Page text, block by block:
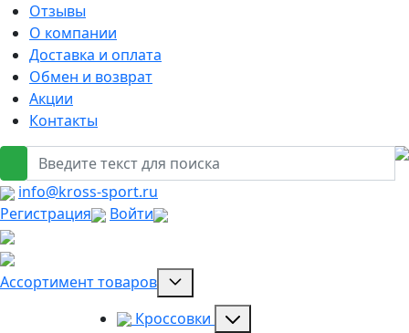
Отзывы
О компании
Доставка и оплата
Обмен и возврат
Акции
Контакты
info@kross-sport.ru
Регистрация
Войти
Ассортимент товаров
Кроссовки